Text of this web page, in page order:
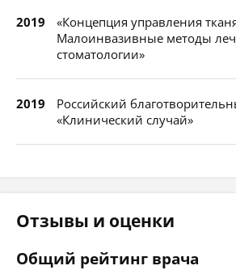
2019
«Концепция управления
Малоинвазивные методы
стоматологии»
2019
Российский
«Клинический случай»
Отзывы и оценки
Общий рейтинг врача